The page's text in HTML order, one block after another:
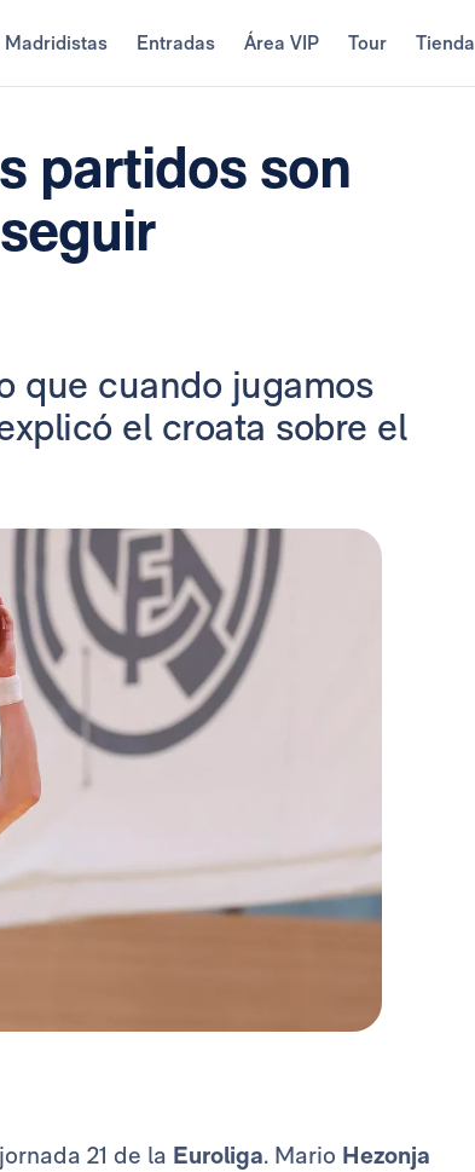
Madridistas Entradas Área VIP Tour Tienda
partidos son
que cuando jugamos
el croata sobre el
21 de la Euroliga. Mario Hezonja